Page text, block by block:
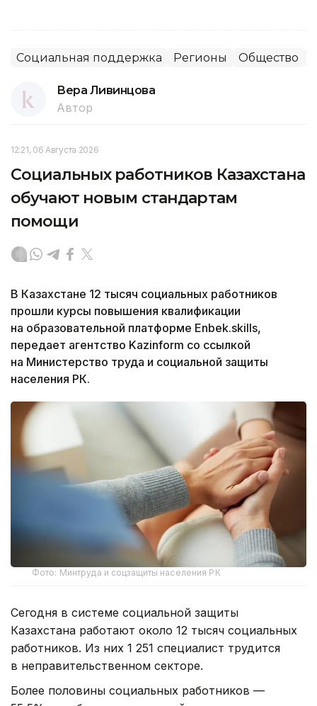
Социальная поддержка Регионы Общество
Вера Ливинцова
Автор
12:21, 06 Августа 2026
Социальных работников Казахстана
обучают новым стандартам
помощи
В Казахстане 12 тысяч социальных работников
прошли курсы повышения квалификации
на образовательной платформе Enbek.skills,
передает агентство Kazinform со ссылкой
на Министерство труда и социальной защиты
населения РК.
Фото: Минтруда и соцзащиты населения РК
Сегодня в системе социальной защиты
Казахстана работают около 12 тысяч социальных
работников. Из них 1 251 специалист трудится
в неправительственном секторе.
Более половины социальных работников —